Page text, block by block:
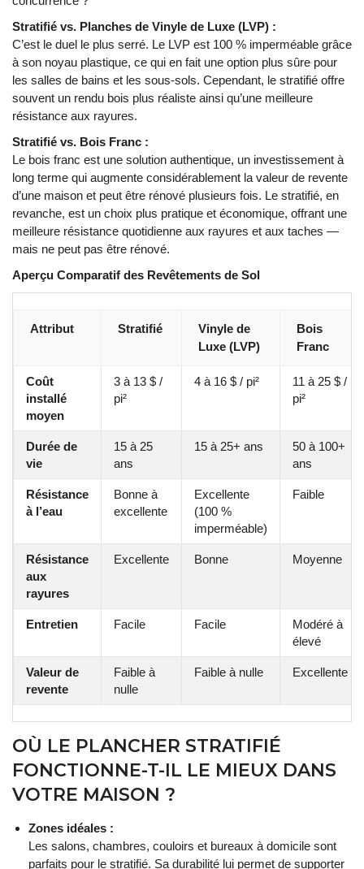
Stratifié vs. Planches de Vinyle de Luxe (LVP) :
C’est le duel le plus serré. Le LVP est 100 % imperméable grâce
à son noyau plastique, ce qui en fait une option plus sûre pour
les salles de bains et les sous-sols. Cependant, le stratifié offre
souvent un rendu bois plus réaliste ainsi qu’une meilleure
résistance aux rayures.
Stratifié vs. Bois Franc :
Le bois franc est une solution authentique, un investissement à
long terme qui augmente considérablement la valeur de revente
d’une maison et peut être rénové plusieurs fois. Le stratifié, en
revanche, est un choix plus pratique et économique, offrant une
meilleure résistance quotidienne aux rayures et aux taches —
mais ne peut pas être rénové.
Aperçu Comparatif des Revêtements de Sol
Attribut Stratifié
Vinyle de
Luxe (LVP)
Bois
Franc
Coût
installé
moyen
3 à 13 $ /
pi²
4 à 16 $ / pi²
11 à 25 $ /
pi²
Durée de
vie
15 à 25
ans
15 à 25+ ans
50 à 100+
ans
Résistance
à l’eau
Bonne à
excellente
Excellente
(100 %
imperméable)
Faible
Résistance
aux
rayures
Excellente Bonne Moyenne
Entretien Facile Facile
Modéré à
élevé
Valeur de
revente
Faible à
nulle
Faible à nulle Excellente
OÙ LE PLANCHER STRATIFIÉ
FONCTIONNE-T-IL LE MIEUX DANS
VOTRE MAISON ?
Zones idéales :
Les salons, chambres, couloirs et bureaux à domicile sont
parfaits pour le stratifié. Sa durabilité lui permet de supporter